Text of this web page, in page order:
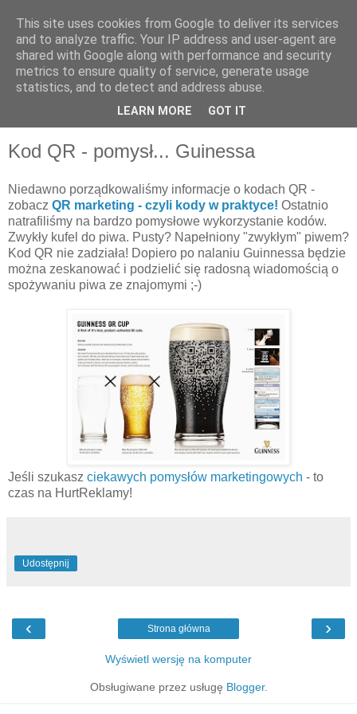
Kod QR - pomysł... Guinessa
Niedawno porządkowaliśmy informacje o kodach QR -
zobacz QR marketing - czyli kody w praktyce! Ostatnio
natrafiliśmy na bardzo pomysłowe wykorzystanie kodów.
Zwykły kufel do piwa. Pusty? Napełniony "zwykłym" piwem?
Kod QR nie zadziała! Dopiero po nalaniu Guinnessa będzie
można zeskanować i podzielić się radosną wiadomością o
spożywaniu piwa ze znajomymi ;-)
Jeśli szukasz ciekawych pomysłów marketingowych - to
czas na HurtReklamy!
Udostępnij
‹ ›
Strona główna
Wyświetl wersję na komputer
Obsługiwane przez usługę Blogger.
This site uses cookies from Google to deliver its services
and to analyze traffic. Your IP address and user-agent are
shared with Google along with performance and security
metrics to ensure quality of service, generate usage
statistics, and to detect and address abuse.
LEARN MORE GOT IT